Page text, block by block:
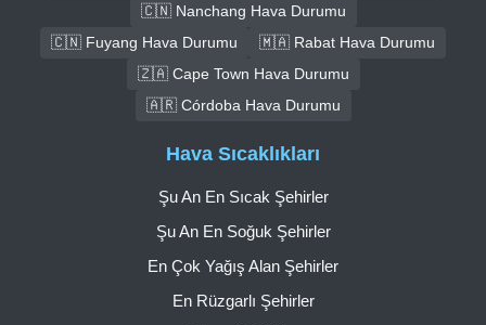
🇨🇳 Nanchang Hava Durumu
🇨🇳 Fuyang Hava Durumu
🇲🇦 Rabat Hava Durumu
🇿🇦 Cape Town Hava Durumu
🇦🇷 Córdoba Hava Durumu
Hava Sıcaklıkları
Şu An En Sıcak Şehirler
Şu An En Soğuk Şehirler
En Çok Yağış Alan Şehirler
En Rüzgarlı Şehirler